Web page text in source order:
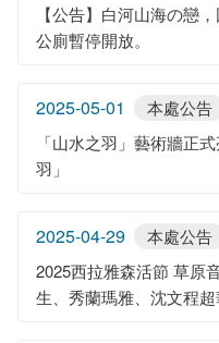
【公告】白河山海の戀
公廁暫停開放。
2025-05-01
本處公告
「山水之羽」藝術牆正
羽」
2025-04-29
本處公告
2025西拉雅森活節 草原
生、秀蘭瑪雅、沈文程